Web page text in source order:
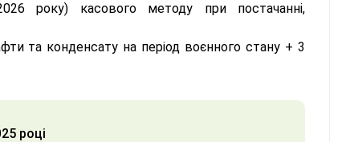
року) касового методу при постачанні,
та конденсату на період воєнного стану + 3
році